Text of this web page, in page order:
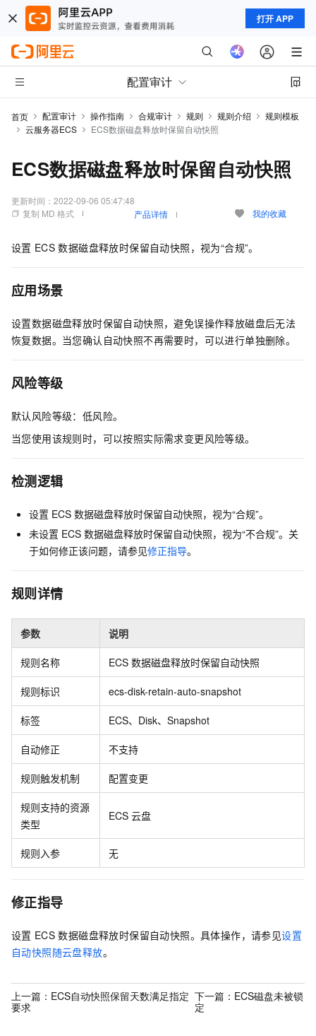
打开 APP
配置审计
首页 配置审计 操作指南 合规审计 规则 规则介绍
规则模板
云服务器ECS
ECS数据磁盘释放时保留自动快照
ECS数据磁盘释放时保留自动快照
更新时间： 2022-09-06 05:47:48
复制 MD 格式
产品详情 我的收藏
设置 ECS 数据磁盘释放时保留自动快照，视为“合规”。
应用场景
设置数据磁盘释放时保留自动快照，避免误操作释放磁盘后无法
恢复数据。当您确认自动快照不再需要时，可以进行单独删除。
风险等级
默认风险等级：低风险。
当您使用该规则时，可以按照实际需求变更风险等级。
检测逻辑
设置 ECS 数据磁盘释放时保留自动快照，视为“合规”。
未设置 ECS 数据磁盘释放时保留自动快照，视为“不合规”。关
于如何修正该问题，请参见修正指导。
规则详情
参数 说明
规则名称 ECS 数据磁盘释放时保留自动快照
规则标识 ecs-disk-retain-auto-snapshot
标签 ECS、Disk、Snapshot
自动修正 不支持
规则触发机制 配置变更
规则支持的资源
类型
ECS 云盘
规则入参 无
修正指导
设置 ECS 数据磁盘释放时保留自动快照。具体操作，请参见设置
自动快照随云盘释放。
上一篇： ECS自动快照保留天数满足指定
要求
下一篇： ECS磁盘未被锁
定